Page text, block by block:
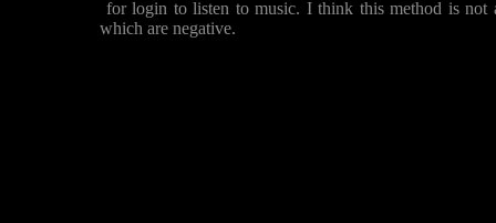
for login to listen to music. I think this method is not
which are negative.